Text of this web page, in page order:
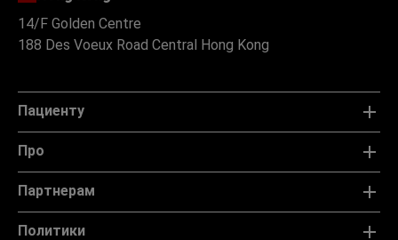
14/F Golden Centre
188 Des Voeux Road Central Hong Kong
Пациенту
Про
Партнерам
Политики